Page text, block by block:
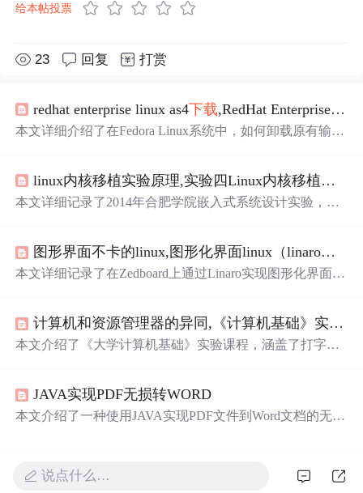
给本帖投票
23 回复 打赏
redhat enterprise linux as4下载,RedHat Enterprise Linux AS4下安装小
本文详细介绍了在Fedora Linux系统中，如何卸载原有输入
输入法的支持。需要注意的是，安装过程中可能需要重启
系统以清除旧输入法的残留设置。此外，还分享了在不同
linux内核移植实验原理,实验四Linux内核移植实验.
本文详细记录了2014年合肥学院嵌入式系统设计实验，学
介绍了内核配置、编译错误处理及关键步骤。
图形界面不卡的linux,图形化界面linux（linaro）的安装小结.
本文详细记录了在Zedboard上通过Linaro实现图形化界面Li
计算机和资源管理器的异同,《计算机基础》实验指导.
本文介绍了《大学计算机基础》实验课程，涵盖了打字练
掌握键盘输入、输入法使用、搜索引擎和通讯工具的运
用。
JAVA实现PDF无损转WORD
本文介绍了一种使用JAVA实现PDF文件到Word文档的无损
完整的代码示例及运行结果。
说点什么…